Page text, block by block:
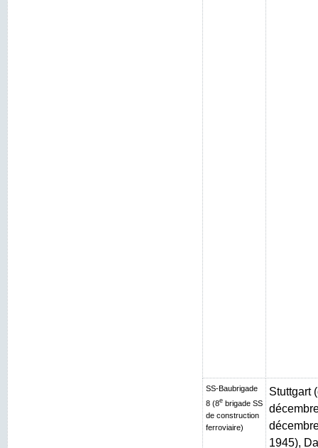
SS-Baubrigade
8 (8e brigade SS
de construction
ferroviaire)
Stuttgart
1945),